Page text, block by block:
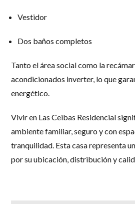
Vestidor
Dos baños completos
Tanto el área social como la
acondicionados inverter, lo que
energético.
Vivir en Las Ceibas Residencial
ambiente familiar, seguro y con
tranquilidad. Esta casa representa
por su ubicación, distribución y